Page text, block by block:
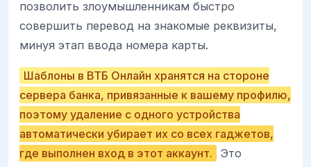
позволить злоумышленникам быстро
совершить перевод на знакомые реквизиты,
минуя этап ввода номера карты.
Шаблоны в ВТБ Онлайн хранятся на стороне
сервера банка, привязанные к вашему профилю,
поэтому удаление с одного устройства
автоматически убирает их со всех гаджетов,
где выполнен вход в этот аккаунт.
Это